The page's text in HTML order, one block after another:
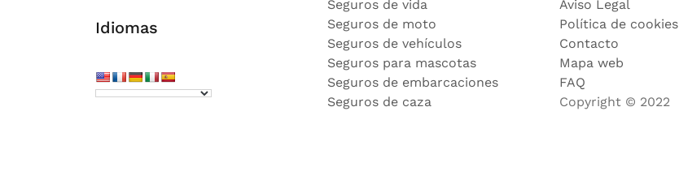
Idiomas
Seguros de vida
Seguros de moto
Seguros de vehículos
Seguros para mascotas
Seguros de embarcaciones
Seguros de caza
Aviso Legal
Política de cookies
Contacto
Mapa web
FAQ
Copyright © 2022